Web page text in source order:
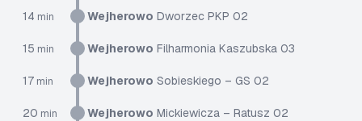
14 min Wejherowo Dworzec PKP 02
15 min Wejherowo Filharmonia Kaszubska 03
17 min Wejherowo Sobieskiego – GS 02
20 min Wejherowo Mickiewicza – Ratusz 02